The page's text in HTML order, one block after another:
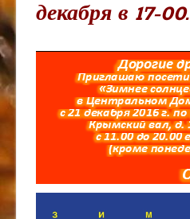
декабря в 17-00.